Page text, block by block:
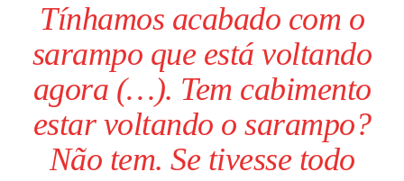
Tínhamos acabado com o
sarampo que está voltando
agora (…). Tem cabimento
estar voltando o sarampo?
Não tem. Se tivesse todo